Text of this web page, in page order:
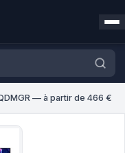
— à partir de 466 €